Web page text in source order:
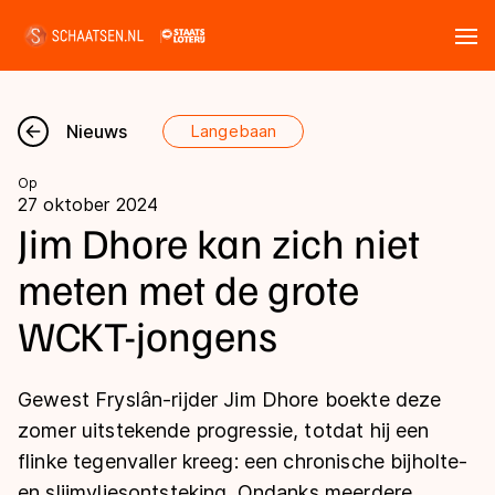
Nieuws
Kalender
Disciplines
Marathon
Inlineskaten
Uitslagen
Langebaan
Marathon
Tijden & historie
Ranglijsten Langebaan
Nieuws Langebaan
Op
27 oktober 2024
Jim Dhore kan zich niet
meten met de grote
WCKT-jongens
Gewest Fryslân-rijder Jim Dhore boekte deze
zomer uitstekende progressie, totdat hij een
flinke tegenvaller kreeg: een chronische bijholte-